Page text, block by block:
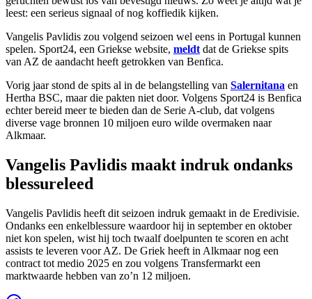
leest: een serieus signaal of nog koffiedik kijken.
Vangelis Pavlidis zou volgend seizoen wel eens in Portugal kunnen
spelen. Sport24, een Griekse website, meldt dat de Griekse spits
van AZ de aandacht heeft getrokken van Benfica.
Vorig jaar stond de spits al in de belangstelling van Salernitana en
Hertha BSC, maar die pakten niet door. Volgens Sport24 is Benfica
echter bereid meer te bieden dan de Serie A-club, dat volgens
diverse vage bronnen 10 miljoen euro wilde overmaken naar
Alkmaar.
Vangelis Pavlidis maakt indruk ondanks
blessureleed
Vangelis Pavlidis heeft dit seizoen indruk gemaakt in de Eredivisie.
Ondanks een enkelblessure waardoor hij in september en oktober
niet kon spelen, wist hij toch twaalf doelpunten te scoren en acht
assists te leveren voor AZ. De Griek heeft in Alkmaar nog een
contract tot medio 2025 en zou volgens Transfermarkt een
marktwaarde hebben van zo’n 12 miljoen.